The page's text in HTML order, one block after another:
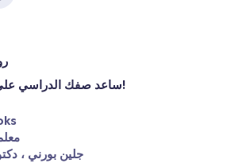
ساعد صفك الدراسي على رؤية الصورة الأكبر!
جلين بورني ،